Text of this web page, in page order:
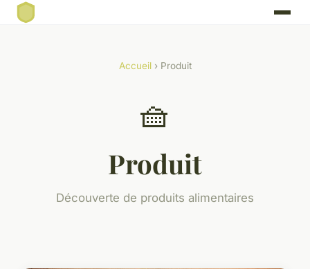
Accueil› Produit
🧺
Produit
Découverte de produits alimentaires